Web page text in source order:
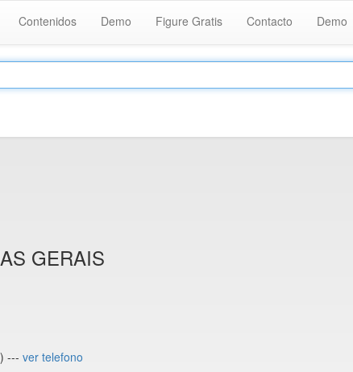
Contenidos Demo Figure Gratis Contacto Demo
GERAIS
--- ver telefono